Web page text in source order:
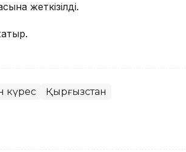
жеткізілді.
күрес Қырғызстан